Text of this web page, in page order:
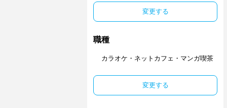
変更する
職種
カラオケ・ネットカフェ・マンガ喫茶
変更する